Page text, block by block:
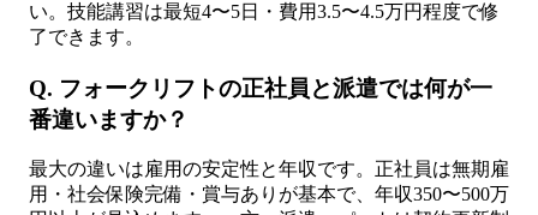
い。技能講習は最短4〜5日・費用3.5〜4.5万円程度で修
了できます。
Q. フォークリフトの正社員と派遣では何が一
番違いますか？
最大の違いは雇用の安定性と年収です。正社員は無期雇
用・社会保険完備・賞与ありが基本で、年収350〜500万